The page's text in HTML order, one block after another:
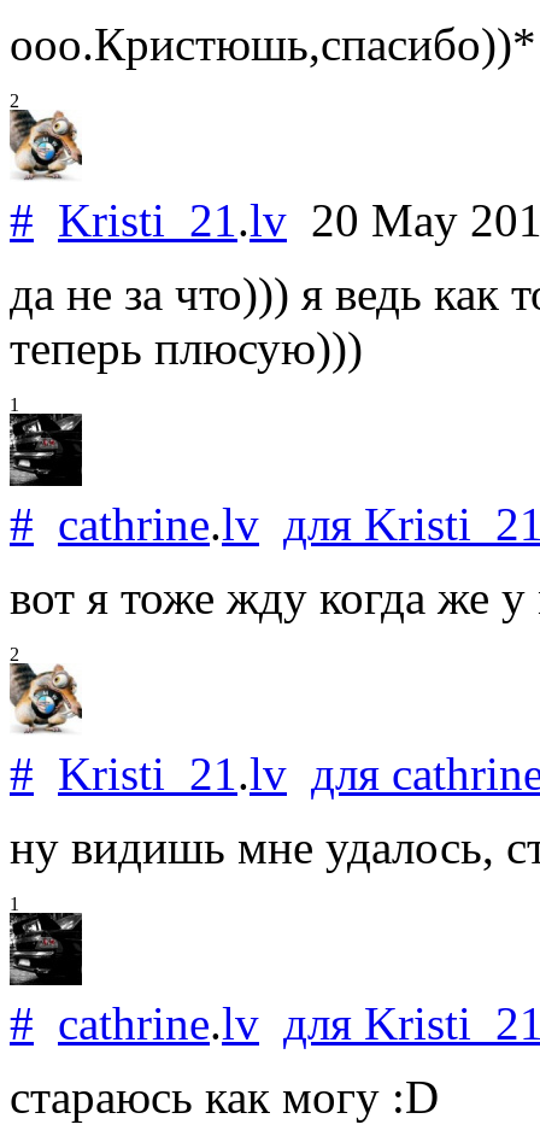
ооо.Кристюшь,спасибо))*
2
# Kristi_21.lv 20 May
да не за что))) я ведь как
теперь плюсую)))
1
# cathrine.lv для
вот я тоже жду когда же
2
# Kristi_21.lv для
ну видишь мне удалось,
1
# cathrine.lv для
стараюсь как могу :D